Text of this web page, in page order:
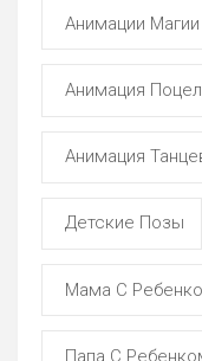
Анимации Магии
Анимация
Анимация
Детские Позы
Мама С
Папа С